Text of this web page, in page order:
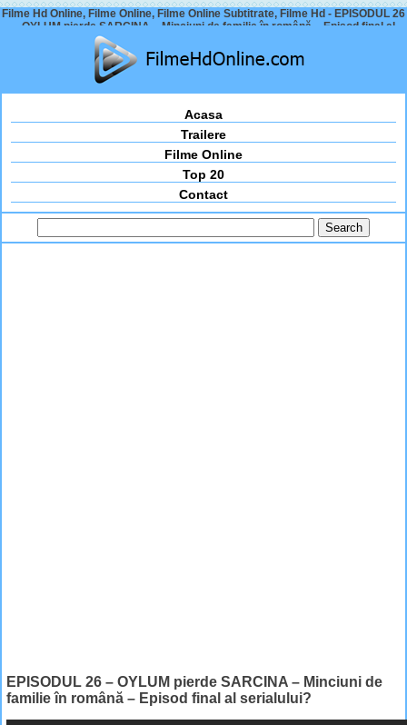
Filme Hd Online, Filme Online, Filme Online Subtitrate, Filme Hd - EPISODUL 26
– OYLUM pierde SARCINA – Minciuni de familie în română – Episod final al
Acasa
Trailere
Filme Online
Top 20
Contact
EPISODUL 26 – OYLUM pierde SARCINA – Minciuni de
familie în română – Episod final al serialului?